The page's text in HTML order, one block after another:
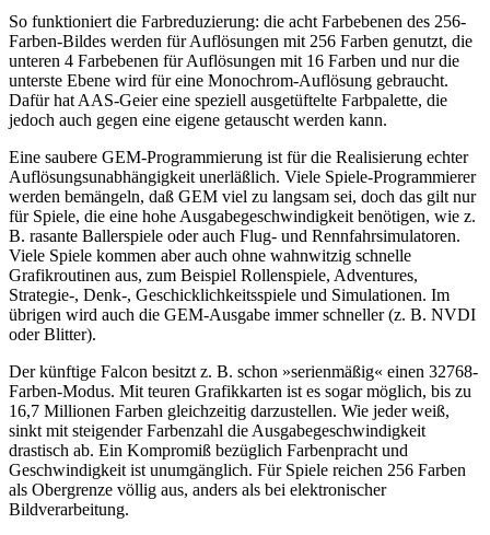
So funktioniert die Farbreduzierung: die acht Farbebenen des 256-
Farben-Bildes werden für Auflösungen mit 256 Farben genutzt, die
unteren 4 Farbebenen für Auflösungen mit 16 Farben und nur die
unterste Ebene wird für eine Monochrom-Auflösung gebraucht.
Dafür hat AAS-Geier eine speziell ausgetüftelte Farbpalette, die
jedoch auch gegen eine eigene getauscht werden kann.
Eine saubere GEM-Programmierung ist für die Realisierung echter
Auflösungsunabhängigkeit unerläßlich. Viele Spiele-Programmierer
werden bemängeln, daß GEM viel zu langsam sei, doch das gilt nur
für Spiele, die eine hohe Ausgabegeschwindigkeit benötigen, wie z.
B. rasante Ballerspiele oder auch Flug- und Rennfahrsimulatoren.
Viele Spiele kommen aber auch ohne wahnwitzig schnelle
Grafikroutinen aus, zum Beispiel Rollenspiele, Adventures,
Strategie-, Denk-, Geschicklichkeitsspiele und Simulationen. Im
übrigen wird auch die GEM-Ausgabe immer schneller (z. B. NVDI
oder Blitter).
Der künftige Falcon besitzt z. B. schon »serienmäßig« einen 32768-
Farben-Modus. Mit teuren Grafikkarten ist es sogar möglich, bis zu
16,7 Millionen Farben gleichzeitig darzustellen. Wie jeder weiß,
sinkt mit steigender Farbenzahl die Ausgabegeschwindigkeit
drastisch ab. Ein Kompromiß bezüglich Farbenpracht und
Geschwindigkeit ist unumgänglich. Für Spiele reichen 256 Farben
als Obergrenze völlig aus, anders als bei elektronischer
Bildverarbeitung.